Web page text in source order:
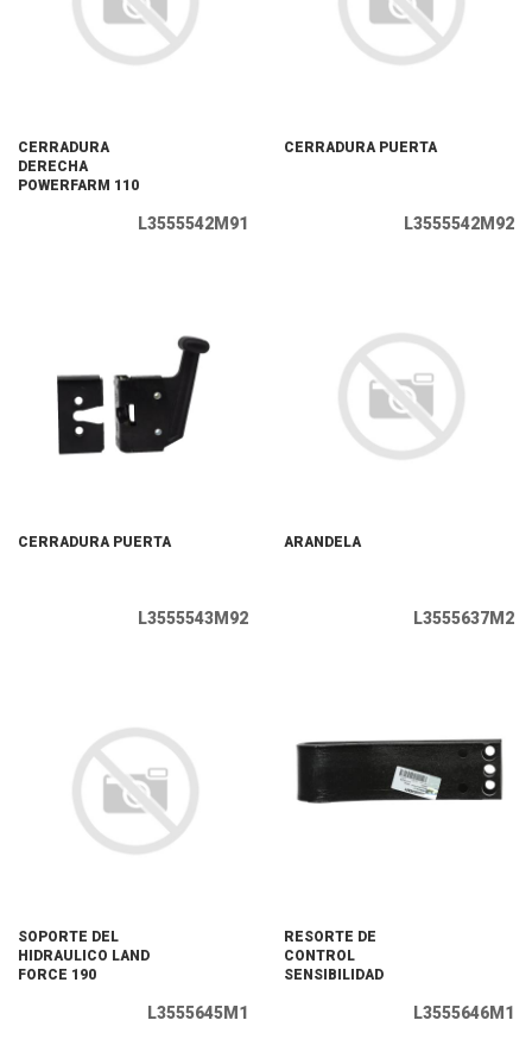
CERRADURA
DERECHA
POWERFARM 110
L3555542M91
CERRADURA PUERTA
L3555542M92
CERRADURA PUERTA
L3555543M92
ARANDELA
L3555637M2
SOPORTE DEL
HIDRAULICO LAND
FORCE 190
L3555645M1
RESORTE DE
CONTROL
SENSIBILIDAD
L3555646M1